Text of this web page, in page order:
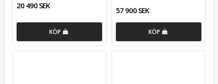
20 490 SEK
KÖP
57 900 SEK
KÖP